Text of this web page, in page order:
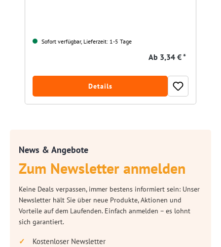
Sofort verfügbar, Lieferzeit: 1-5 Tage
Ab 3,34 € *
Details
News & Angebote
Zum Newsletter anmelden
Keine Deals verpassen, immer bestens informiert sein: Unser
Newsletter hält Sie über neue Produkte, Aktionen und
Vorteile auf dem Laufenden. Einfach anmelden – es lohnt
sich garantiert.
Kostenloser Newsletter